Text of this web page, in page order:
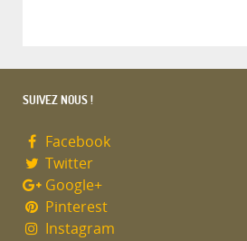
SUIVEZ NOUS !
Facebook
Twitter
Google+
Pinterest
Instagram